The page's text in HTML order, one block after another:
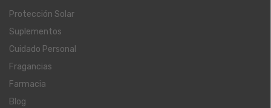
Protección Solar
Suplementos
Cuidado Personal
Fragancias
Farmacia
Blog